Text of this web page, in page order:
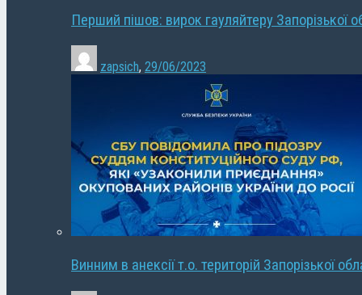
Перший пішов: вирок гауляйтеру Запорізької
zapsich, 29/06/2023
Винним в анексії т.о. територій Запорізької